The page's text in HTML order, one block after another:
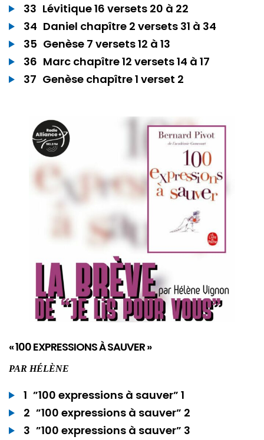
33 Lévitique 16 versets 20 à 22
34 Daniel chapître 2 versets 31 à 34
35 Genèse 7 versets 12 à 13
36 Marc chapître 12 versets 14 à 17
37 Genèse chapître 1 verset 2
« 100 EXPRESSIONS À SAUVER »
PAR HÉLÈNE
1 ”100 expressions à sauver” 1
2 ”100 expressions à sauver” 2
3 ”100 expressions à sauver” 3